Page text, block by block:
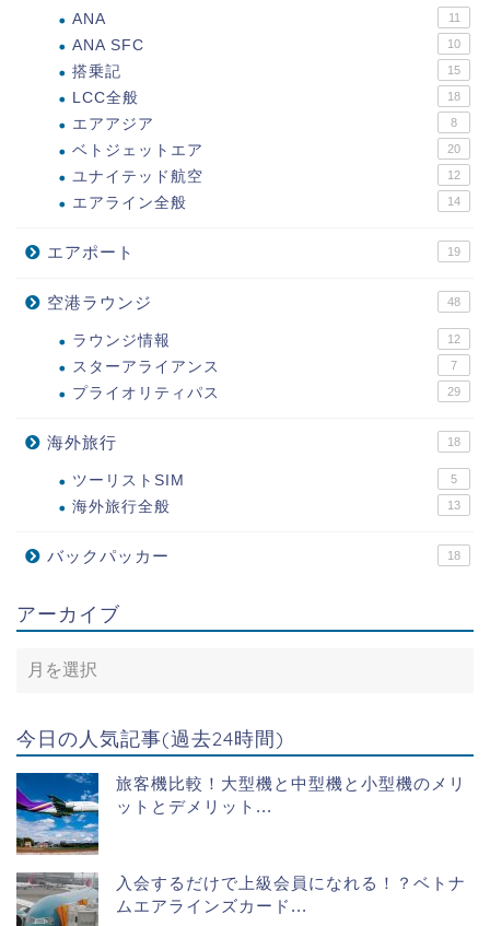
ANA 11
ANA SFC 10
搭乗記 15
LCC全般 18
エアアジア 8
ベトジェットエア 20
ユナイテッド航空 12
エアライン全般 14
エアポート 19
空港ラウンジ 48
ラウンジ情報 12
スターアライアンス 7
プライオリティパス 29
海外旅行 18
ツーリストSIM 5
海外旅行全般 13
バックパッカー 18
アーカイブ
今日の人気記事(過去24時間)
旅客機比較！大型機と中型機と小型機のメリ
ットとデメリット...
入会するだけで上級会員になれる！？ベトナ
ムエアラインズカード...